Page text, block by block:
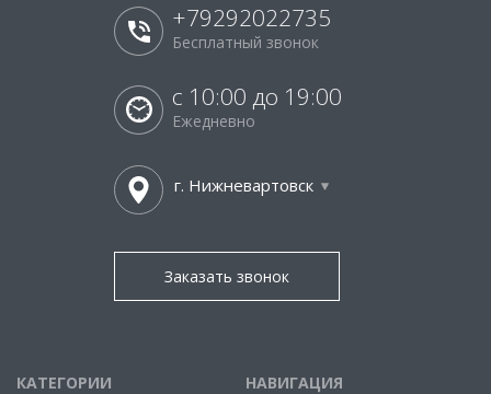
+79292022735
Бесплатный звонок
с 10:00 до 19:00
Ежедневно
г. Нижневартовск
Заказать звонок
КАТЕГОРИИ НАВИГАЦИЯ